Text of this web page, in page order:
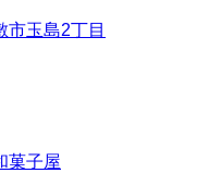
市玉島2丁目
菓子屋